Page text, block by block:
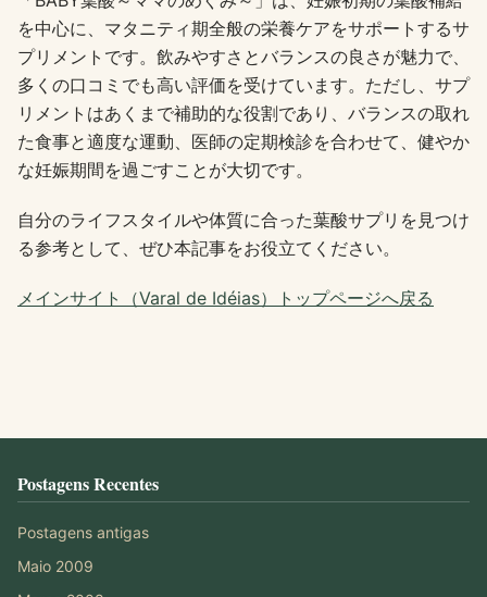
を中心に、マタニティ期全般の栄養ケアをサポートするサ
プリメントです。飲みやすさとバランスの良さが魅力で、
多くの口コミでも高い評価を受けています。ただし、サプ
リメントはあくまで補助的な役割であり、バランスの取れ
た食事と適度な運動、医師の定期検診を合わせて、健やか
な妊娠期間を過ごすことが大切です。
自分のライフスタイルや体質に合った葉酸サプリを見つけ
る参考として、ぜひ本記事をお役立てください。
メインサイト（Varal de Idéias）トップページへ戻る
Postagens Recentes
Postagens antigas
Maio 2009